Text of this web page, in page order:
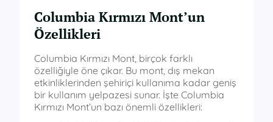
Columbia Kırmızı Mont’un
Özellikleri
Columbia Kırmızı Mont, birçok farklı
özelliğiyle öne çıkar. Bu mont, dış mekan
etkinliklerinden şehiriçi kullanıma kadar geniş
bir kullanım yelpazesi sunar. İşte Columbia
Kırmızı Mont’un bazı önemli özellikleri: